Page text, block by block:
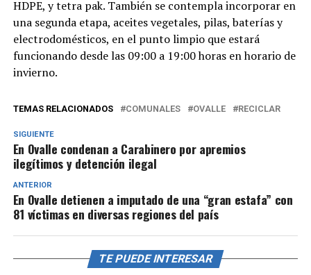
HDPE, y tetra pak. También se contempla incorporar en
una segunda etapa, aceites vegetales, pilas, baterías y
electrodomésticos, en el punto limpio que estará
funcionando desde las 09:00 a 19:00 horas en horario de
invierno.
TEMAS RELACIONADOS COMUNALES OVALLE RECICLAR
SIGUIENTE
En Ovalle condenan a Carabinero por apremios
ilegítimos y detención ilegal
ANTERIOR
En Ovalle detienen a imputado de una “gran estafa” con
81 víctimas en diversas regiones del país
TE PUEDE INTERESAR